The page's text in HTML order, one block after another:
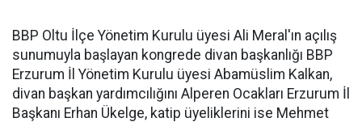
BBP Oltu İlçe Yönetim Kurulu üyesi Ali Meral'ın açılış
sunumuyla başlayan kongrede divan başkanlığı BBP
Erzurum İl Yönetim Kurulu üyesi Abamüslim Kalkan,
divan başkan yardımcılığını Alperen Ocakları Erzurum İl
Başkanı Erhan Ükelge, katip üyeliklerini ise Mehmet